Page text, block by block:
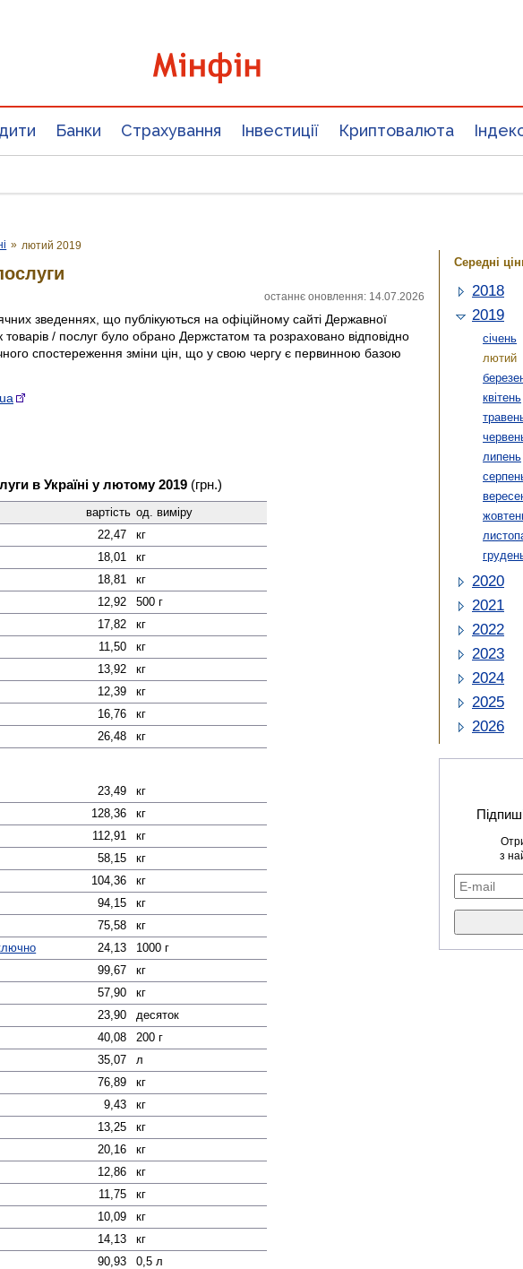
Банки Страхування Інвестиції Криптовалюта
» лютий 2019
останнє оновлення: 14.07.2026
зведеннях, що публікуються на офіційному сайті Державної
товарів / послуг було обрано Держстатом та розраховано відповідно
спостереження зміни цін, що у свою чергу є первинною базою
в Україні у лютому 2019 (грн.)
вартість од. виміру
22,47
кг
18,01
кг
18,81
кг
12,92
500 г
17,82
кг
11,50
кг
13,92
кг
12,39
кг
16,76
кг
26,48 кг
23,49
кг
128,36
кг
112,91
кг
58,15
кг
104,36
кг
94,15
кг
75,58
кг
24,13
1000 г
99,67
кг
57,90
кг
23,90
десяток
40,08
200 г
35,07
л
76,89
кг
9,43
кг
13,25
кг
20,16
кг
12,86
кг
11,75
кг
10,09
кг
14,13
кг
90,93
0,5 л
Середні
2018
2019
січень
лютий
квітень
липень
2020
2021
2022
2023
2024
2025
2026
з